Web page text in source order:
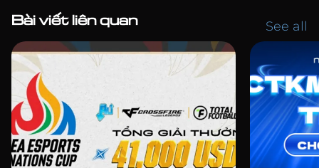
Bài viết liên quan See all